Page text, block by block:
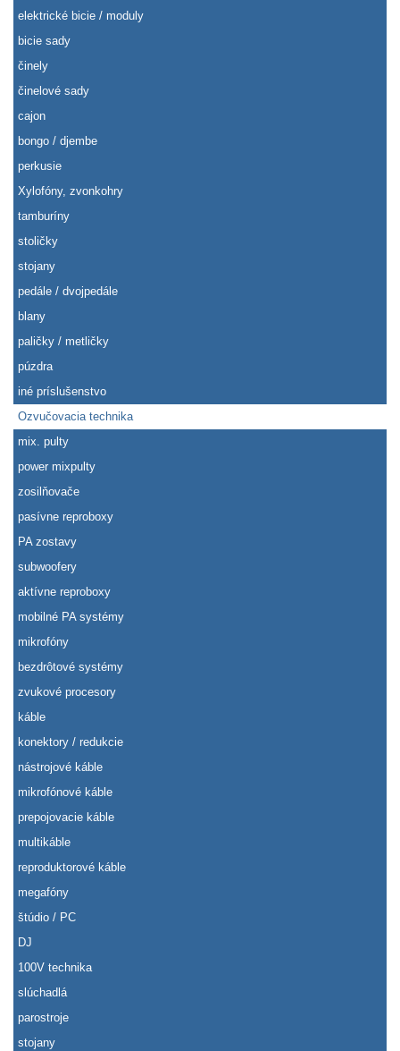
elektrické bicie / moduly
bicie sady
činely
činelové sady
cajon
bongo / djembe
perkusie
Xylofóny, zvonkohry
tamburíny
stoličky
stojany
pedále / dvojpedále
blany
paličky / metličky
púzdra
iné príslušenstvo
Ozvučovacia technika
mix. pulty
power mixpulty
zosilňovače
pasívne reproboxy
PA zostavy
subwoofery
aktívne reproboxy
mobilné PA systémy
mikrofóny
bezdrôtové systémy
zvukové procesory
káble
konektory / redukcie
nástrojové káble
mikrofónové káble
prepojovacie káble
multikáble
reproduktorové káble
megafóny
štúdio / PC
DJ
100V technika
slúchadlá
parostroje
stojany